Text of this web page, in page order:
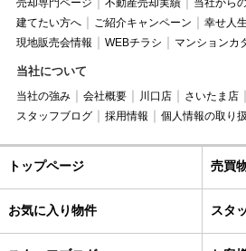
建てたい方へ
ご紹介キャンペーン
幸せ人
現地販売会情報
WEBチラシ マンションカ
当社について
当社の強み 会社概要 川口店 さいたま店
スタッフブログ
採用情報 個人情報の取り
トップページ 売買
お気に入り物件 スタ